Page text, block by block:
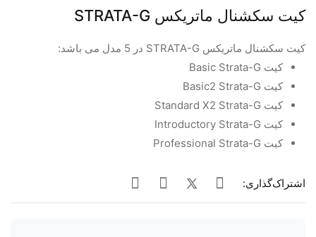
کیت سکشنال ماتریکس STRATA-G
کیت سکشنال ماتریکس STRATA-G در 5 مدل می باشد:
کیت Basic Strata-G
کیت Basic2 Strata-G
کیت Standard X2 Strata-G
کیت Introductory Strata-G
کیت Professional Strata-G
اشتراک‌گذاری: